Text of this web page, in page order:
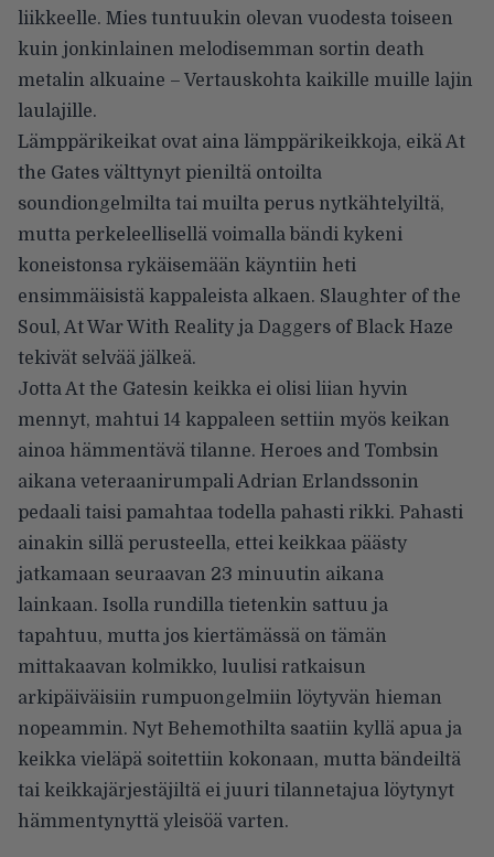
liikkeelle. Mies tuntuukin olevan vuodesta toiseen
kuin jonkinlainen melodisemman sortin death
metalin alkuaine – Vertauskohta kaikille muille lajin
laulajille.
Lämppärikeikat ovat aina lämppärikeikkoja, eikä At
the Gates välttynyt pieniltä ontoilta
soundiongelmilta tai muilta perus nytkähtelyiltä,
mutta perkeleellisellä voimalla bändi kykeni
koneistonsa rykäisemään käyntiin heti
ensimmäisistä kappaleista alkaen. Slaughter of the
Soul, At War With Reality ja Daggers of Black Haze
tekivät selvää jälkeä.
Jotta At the Gatesin keikka ei olisi liian hyvin
mennyt, mahtui 14 kappaleen settiin myös keikan
ainoa hämmentävä tilanne. Heroes and Tombsin
aikana veteraanirumpali Adrian Erlandssonin
pedaali taisi pamahtaa todella pahasti rikki. Pahasti
ainakin sillä perusteella, ettei keikkaa päästy
jatkamaan seuraavan 23 minuutin aikana
lainkaan. Isolla rundilla tietenkin sattuu ja
tapahtuu, mutta jos kiertämässä on tämän
mittakaavan kolmikko, luulisi ratkaisun
arkipäiväisiin rumpuongelmiin löytyvän hieman
nopeammin. Nyt Behemothilta saatiin kyllä apua ja
keikka vieläpä soitettiin kokonaan, mutta bändeiltä
tai keikkajärjestäjiltä ei juuri tilannetajua löytynyt
hämmentynyttä yleisöä varten.